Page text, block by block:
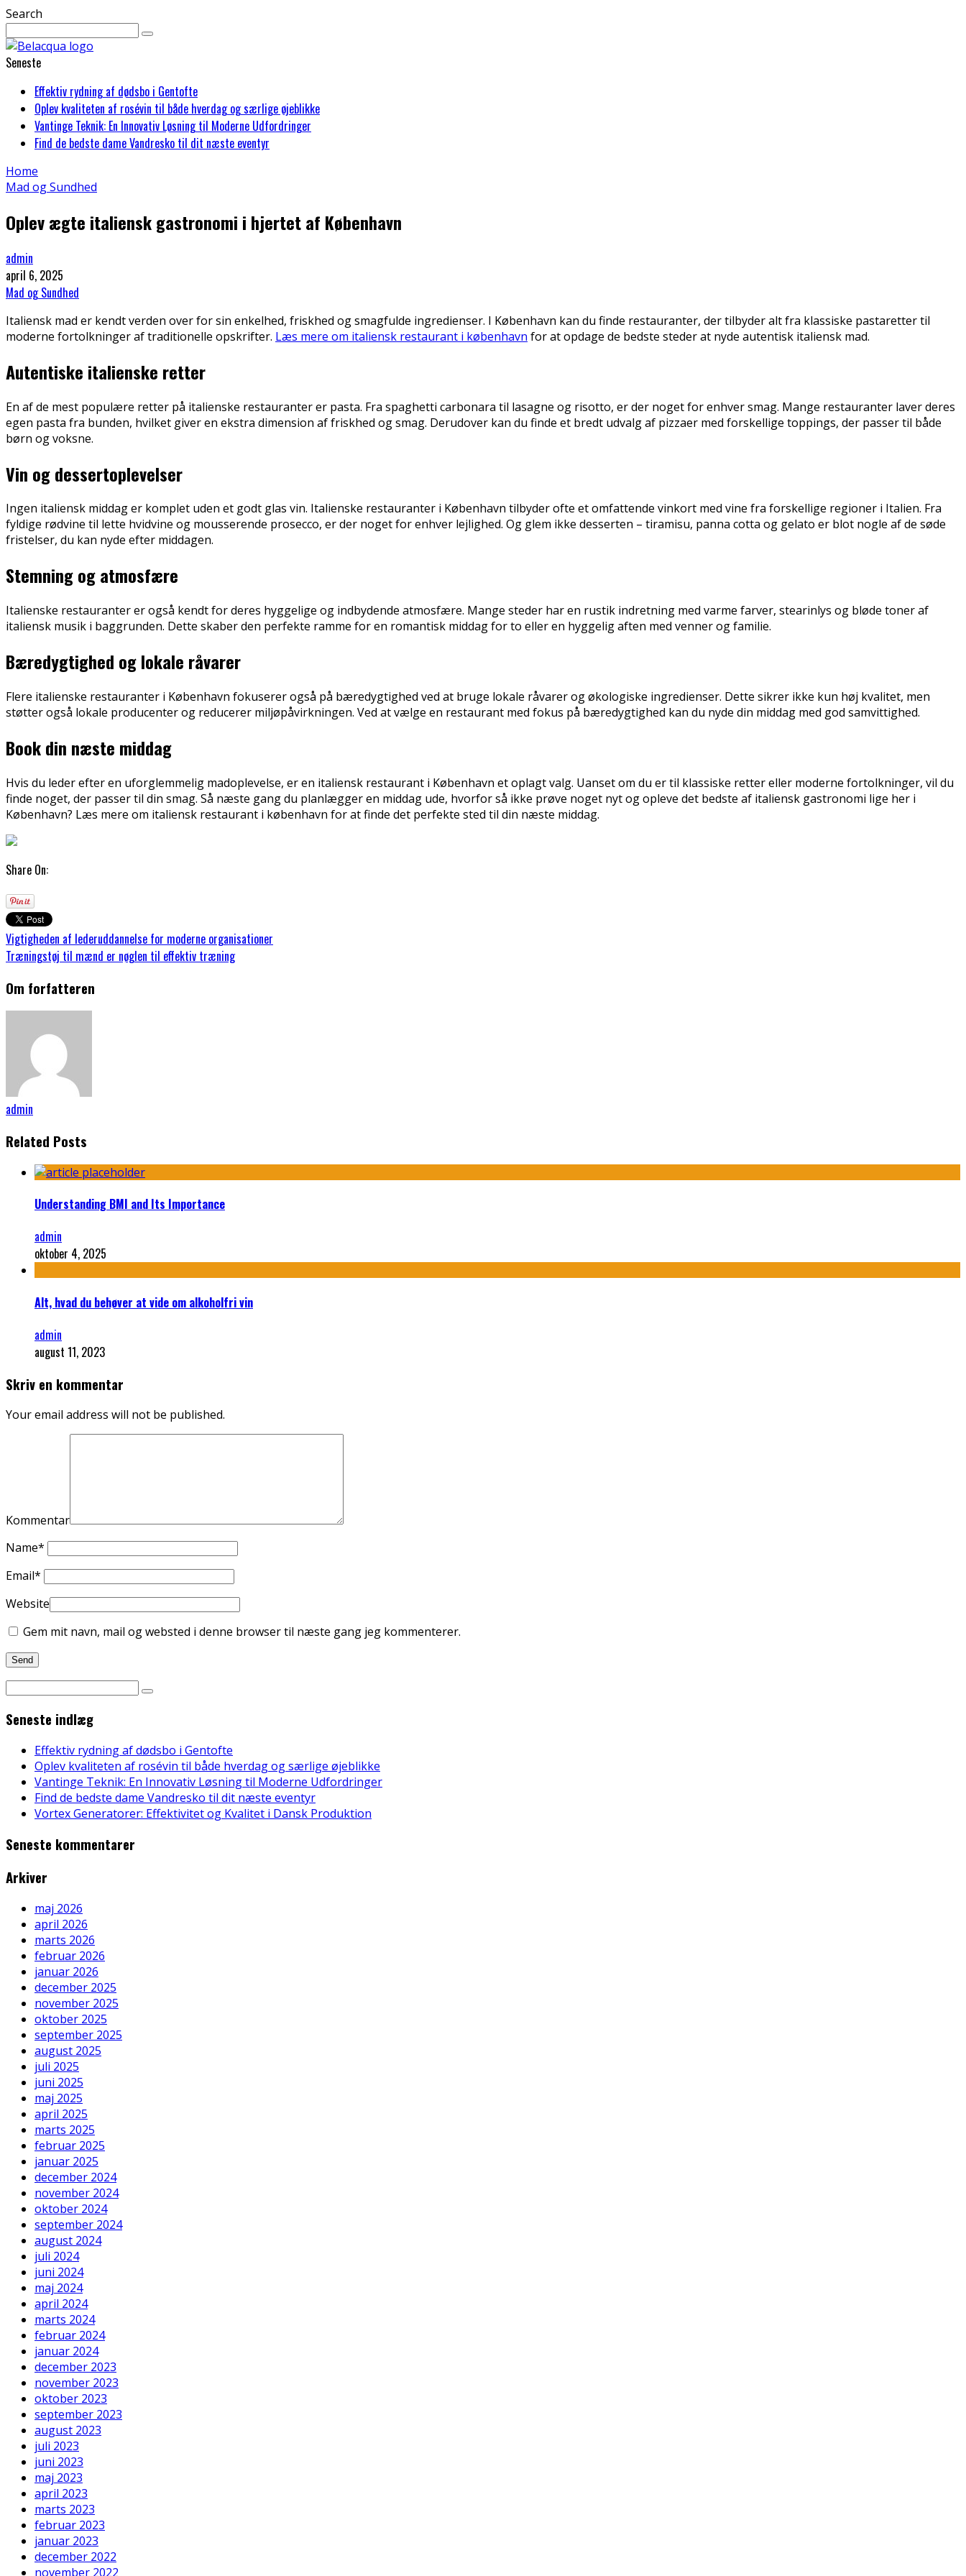
Search
Seneste
Effektiv rydning af dødsbo i Gentofte
Oplev kvaliteten af rosévin til både hverdag og særlige øjeblikke
Vantinge Teknik: En Innovativ Løsning til Moderne Udfordringer
Find de bedste dame Vandresko til dit næste eventyr
Home
Mad og Sundhed
Oplev ægte italiensk gastronomi i hjertet af København
admin
april 6, 2025
Mad og Sundhed
Italiensk mad er kendt verden over for sin enkelhed, friskhed og smagfulde ingredienser. I København kan du finde restauranter, der tilbyder alt fra klassiske pastaretter til
moderne fortolkninger af traditionelle opskrifter. Læs mere om italiensk restaurant i københavn for at opdage de bedste steder at nyde autentisk italiensk mad.
Autentiske italienske retter
En af de mest populære retter på italienske restauranter er pasta. Fra spaghetti carbonara til lasagne og risotto, er der noget for enhver smag. Mange restauranter laver deres
egen pasta fra bunden, hvilket giver en ekstra dimension af friskhed og smag. Derudover kan du finde et bredt udvalg af pizzaer med forskellige toppings, der passer til både
børn og voksne.
Vin og dessertoplevelser
Ingen italiensk middag er komplet uden et godt glas vin. Italienske restauranter i København tilbyder ofte et omfattende vinkort med vine fra forskellige regioner i Italien. Fra
fyldige rødvine til lette hvidvine og mousserende prosecco, er der noget for enhver lejlighed. Og glem ikke desserten – tiramisu, panna cotta og gelato er blot nogle af de søde
fristelser, du kan nyde efter middagen.
Stemning og atmosfære
Italienske restauranter er også kendt for deres hyggelige og indbydende atmosfære. Mange steder har en rustik indretning med varme farver, stearinlys og bløde toner af
italiensk musik i baggrunden. Dette skaber den perfekte ramme for en romantisk middag for to eller en hyggelig aften med venner og familie.
Bæredygtighed og lokale råvarer
Flere italienske restauranter i København fokuserer også på bæredygtighed ved at bruge lokale råvarer og økologiske ingredienser. Dette sikrer ikke kun høj kvalitet, men
støtter også lokale producenter og reducerer miljøpåvirkningen. Ved at vælge en restaurant med fokus på bæredygtighed kan du nyde din middag med god samvittighed.
Book din næste middag
Hvis du leder efter en uforglemmelig madoplevelse, er en italiensk restaurant i København et oplagt valg. Uanset om du er til klassiske retter eller moderne fortolkninger, vil du
finde noget, der passer til din smag. Så næste gang du planlægger en middag ude, hvorfor så ikke prøve noget nyt og opleve det bedste af italiensk gastronomi lige her i
København? Læs mere om italiensk restaurant i københavn for at finde det perfekte sted til din næste middag.
Share On:
Vigtigheden af lederuddannelse for moderne organisationer
Træningstøj til mænd er nøglen til effektiv træning
Om forfatteren
admin
Related Posts
Understanding BMI and Its Importance
admin
oktober 4, 2025
Alt, hvad du behøver at vide om alkoholfri vin
admin
august 11, 2023
Skriv en kommentar
Your email address will not be published.
Kommentar
Name*
Email*
Website
Gem mit navn, mail og websted i denne browser til næste gang jeg kommenterer.
Seneste indlæg
Effektiv rydning af dødsbo i Gentofte
Oplev kvaliteten af rosévin til både hverdag og særlige øjeblikke
Vantinge Teknik: En Innovativ Løsning til Moderne Udfordringer
Find de bedste dame Vandresko til dit næste eventyr
Vortex Generatorer: Effektivitet og Kvalitet i Dansk Produktion
Seneste kommentarer
Arkiver
maj 2026
april 2026
marts 2026
februar 2026
januar 2026
december 2025
november 2025
oktober 2025
september 2025
august 2025
juli 2025
juni 2025
maj 2025
april 2025
marts 2025
februar 2025
januar 2025
december 2024
november 2024
oktober 2024
september 2024
august 2024
juli 2024
juni 2024
maj 2024
april 2024
marts 2024
februar 2024
januar 2024
december 2023
november 2023
oktober 2023
september 2023
august 2023
juli 2023
juni 2023
maj 2023
april 2023
marts 2023
februar 2023
januar 2023
december 2022
november 2022